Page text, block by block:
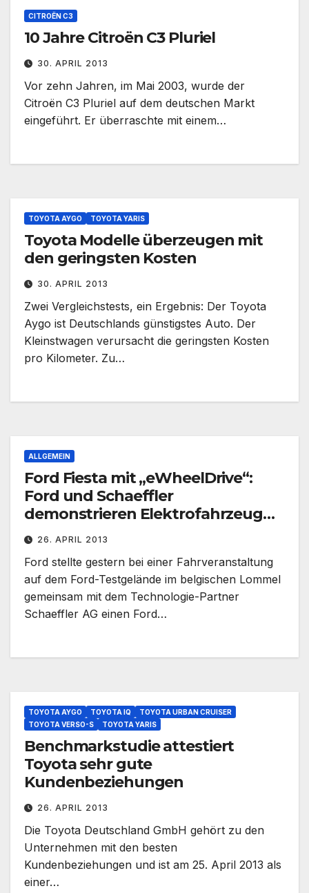
CITROËN C3
10 Jahre Citroën C3 Pluriel
30. APRIL 2013
Vor zehn Jahren, im Mai 2003, wurde der
Citroën C3 Pluriel auf dem deutschen Markt
eingeführt. Er überraschte mit einem…
TOYOTA AYGO TOYOTA YARIS
Toyota Modelle überzeugen mit
den geringsten Kosten
30. APRIL 2013
Zwei Vergleichstests, ein Ergebnis: Der Toyota
Aygo ist Deutschlands günstigstes Auto. Der
Kleinstwagen verursacht die geringsten Kosten
pro Kilometer. Zu…
ALLGEMEIN
Ford Fiesta mit „eWheelDrive“:
Ford und Schaeffler
demonstrieren Elektrofahrzeug
mit Radnaben-Antrieb
26. APRIL 2013
Ford stellte gestern bei einer Fahrveranstaltung
auf dem Ford-Testgelände im belgischen Lommel
gemeinsam mit dem Technologie-Partner
Schaeffler AG einen Ford…
TOYOTA AYGO TOYOTA IQ
TOYOTA URBAN CRUISER
TOYOTA VERSO-S
TOYOTA YARIS
Benchmarkstudie attestiert
Toyota sehr gute
Kundenbeziehungen
26. APRIL 2013
Die Toyota Deutschland GmbH gehört zu den
Unternehmen mit den besten
Kundenbeziehungen und ist am 25. April 2013 als
einer…